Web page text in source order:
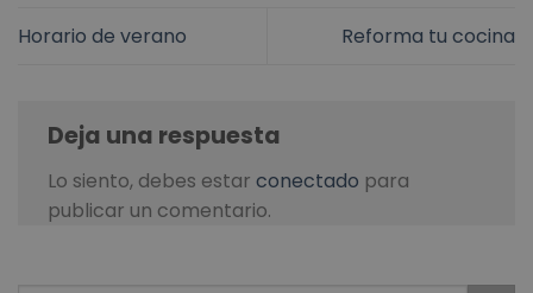
Horario de verano Reforma tu cocina
Deja una respuesta
Lo siento, debes estar conectado para
publicar un comentario.